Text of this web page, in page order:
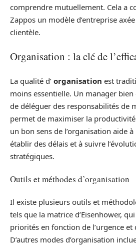
comprendre mutuellement. Cela a
Zappos un modèle d’entreprise
clientèle.
Organisation : la clé de
La qualité d’ organisation est
moins essentielle. Un manager
de déléguer des responsabilités de
permet de maximiser la productivité
un bon sens de l’organisation aide
établir des délais et à suivre
stratégiques.
Outils et méthodes d’organisation
Il existe plusieurs outils et
tels que la matrice d’Eisenhower,
priorités en fonction de l’urgence et
D’autres modes d’organisation